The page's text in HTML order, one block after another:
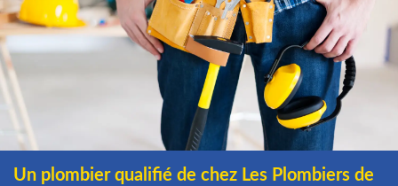
Un plombier qualifié de chez Les Plombiers de